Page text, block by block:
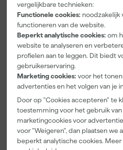
vergelijkbare technieken:
Functionele cookies: noodzakelijk
functioneren van de website.
Beperkt analytische cookies: om
website te analyseren en
profielen aan te leggen. Dit biedt
gebruikerservaring.
Marketing cookies: voor het
advertenties en het volgen van je
Door op "Cookies accepteren" te
toestemming voor het gebruik van
marketingcookies voor
voor "Weigeren", dan plaatsen we
beperkt analytische cookies.
Paintura
Lucamax
Washi tape -
50mx24mm
Maandag
bezorgd
Adviesprijs 6,00
3,99
incl. BTW
Farrow &
r
Maandag
bezorgd
22,00